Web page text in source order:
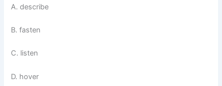
A. describe
B. fasten
C. listen
D. hover